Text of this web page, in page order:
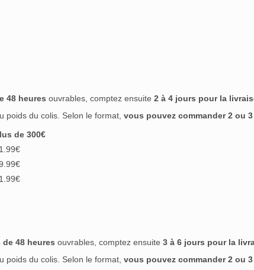
48 heures ouvrables, comptez ensuite 2 à 4 jours pour la
poids du colis. Selon le format, vous pouvez commander 2 ou
de 300€
48 heures ouvrables, comptez ensuite 3 à 6 jours pour la
poids du colis. Selon le format, vous pouvez commander 2 ou